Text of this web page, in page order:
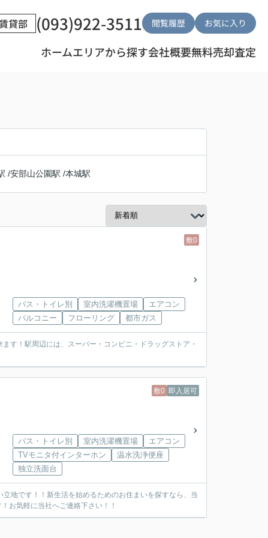
貸部 (093)922-3511 閲覧履歴 お気に入り
ホームエリアから探す会社概要無料売却査定
/安部山公園駅 /本城駅
敷0
バス・トイレ別 室内洗濯機置場
エアコン
バルコニー
フローリング 都市ガス
す！駅周辺には、スーパー・コンビニ・ドラッグストア・
敷0 即入居可
バス・トイレ別 室内洗濯機置場
エアコン
TVモニタ付インターホン
温水洗浄便座
独立洗面台
地です！！新生活を始めるためのお住まいを探すなら、当
お気軽に当社へご連絡下さい！！